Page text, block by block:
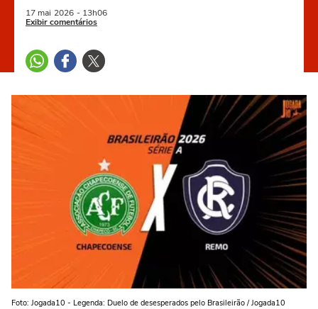
17 mai 2026 - 13h06
Exibir comentários
Foto: Jogada10 - Legenda: Duelo de desesperados pelo Brasileirão / Jogada10